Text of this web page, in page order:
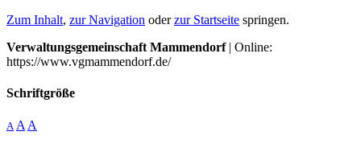
Zum Inhalt, zur Navigation oderzur Startseite springen.
Verwaltungsgemeinschaft Mammendorf| Online:
https://www.vgmammendorf.de/
Schriftgröße
A A A